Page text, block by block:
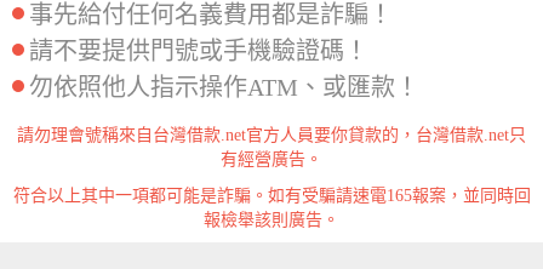
事先給付任何名義費用都是詐騙！
請不要提供門號或手機驗證碼！
勿依照他人指示操作ATM、或匯款！
請勿理會號稱來自台灣借款.net官方人員要你貸款的，台灣借款.net只
有經營廣告。
符合以上其中一項都可能是詐騙。如有受騙請速電165報案，並同時回
報檢舉該則廣告。